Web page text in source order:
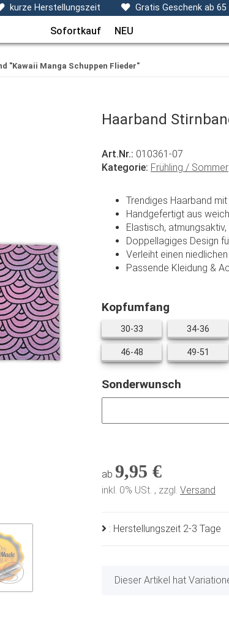
kurze Herstellungszeit Gratis Geschenk ab
& Co Themen Sets
Sofortkauf NEU
"Kawaii Manga Schuppen Flieder"
Haarband
Art.Nr.: 010361-07
Kategorie: Frühling / Sommer
Trendiges Haarband
Handgefertigt aus
Elastisch,
Doppellagiges Design
Verleiht einen
Passende Kleidung &
Kopfumfang
30-3330-33 34-3634-
46-4846-48 49-51
Sonderwunsch
ab 9,95 €
inkl. 0% USt. , zzgl. Versand
: Herstellungszeit 2-3 Tage
x
Dieser Artikel hat